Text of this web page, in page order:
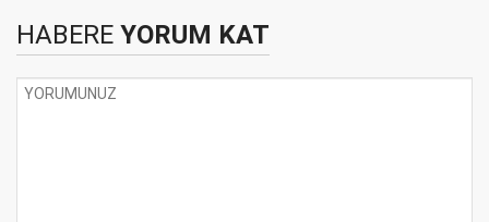
HABERE YORUM KAT